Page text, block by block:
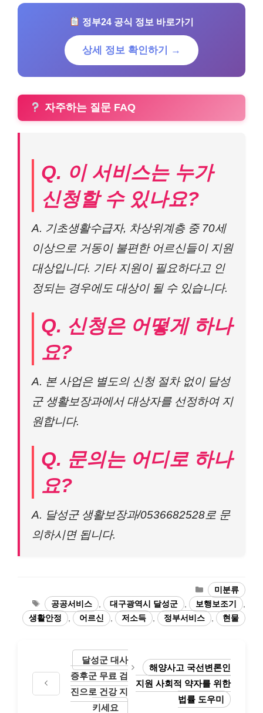
정부24 공식 정보 바로가기
상세 정보 확인하기 →
자주하는 질문 FAQ
Q. 이 서비스는 누가
신청할 수 있나요?
A. 기초생활수급자, 차상위계층 중 70세
이상으로 거동이 불편한 어르신들이 지원
대상입니다. 기타 지원이 필요하다고 인
정되는 경우에도 대상이 될 수 있습니다.
Q. 신청은 어떻게 하나
요?
A. 본 사업은 별도의 신청 절차 없이 달성
군 생활보장과에서 대상자를 선정하여 지
원합니다.
Q. 문의는 어디로 하나
요?
A. 달성군 생활보장과/0536682528로 문
의하시면 됩니다.
카
테
고
리
미분류
태
그
공공서비스 대구광역시 달성군 보행보조기
생활안정
어르신 저소득 정부서비스 현물
달성군 대사
증후군 무료 검
진으로 건강 지
키세요
해양사고 국선변론인
지원 사회적 약자를 위한
법률 도우미